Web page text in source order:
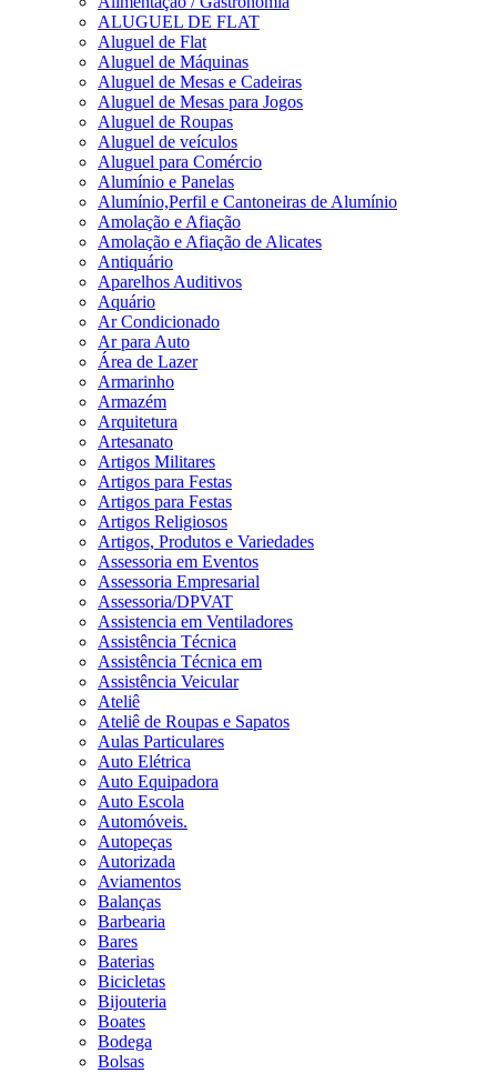
ALUGUEL DE FLAT
Aluguel de Flat
Aluguel de Máquinas
Aluguel de Mesas e Cadeiras
Aluguel de Mesas para Jogos
Aluguel de Roupas
Aluguel de veículos
Aluguel para Comércio
Alumínio e Panelas
Alumínio,Perfil e Cantoneiras de Alumínio
Amolação e Afiação
Amolação e Afiação de Alicates
Antiquário
Aparelhos Auditivos
Aquário
Ar Condicionado
Ar para Auto
Área de Lazer
Armarinho
Armazém
Arquitetura
Artesanato
Artigos Militares
Artigos para Festas
Artigos para Festas
Artigos Religiosos
Artigos, Produtos e Variedades
Assessoria em Eventos
Assessoria Empresarial
Assessoria/DPVAT
Assistencia em Ventiladores
Assistência Técnica
Assistência Técnica em
Assistência Veicular
Ateliê
Ateliê de Roupas e Sapatos
Aulas Particulares
Auto Elétrica
Auto Equipadora
Auto Escola
Automóveis.
Autopeças
Autorizada
Aviamentos
Balanças
Barbearia
Bares
Baterias
Bicicletas
Bijouteria
Boates
Bodega
Bolsas